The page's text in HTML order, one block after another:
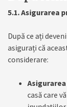
5.1. Asigurarea
După ce ați
asigurați că
considerare:
casă care